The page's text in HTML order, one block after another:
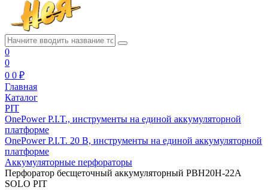
0
0
0 0 ₽
Главная
Каталог
PIT
OnePower P.I.T., инструменты на единой аккумуляторной
платформе
OnePower P.I.T. 20 В, инструменты на единой аккумуляторной
платформе
Аккумуляторные перфораторы
Перфоратор бесщеточный аккумуляторный PBH20H-22A
SOLO PIT